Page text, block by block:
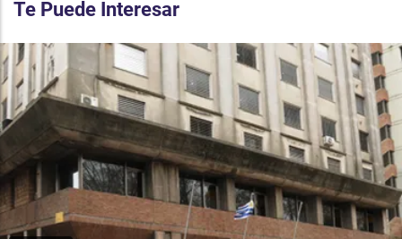
Te Puede Interesar